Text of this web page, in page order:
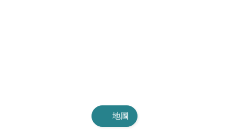
地圖